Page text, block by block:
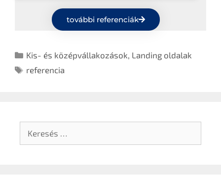
további referenciák
Kis- és középvállakozások, Landing oldalak
referencia